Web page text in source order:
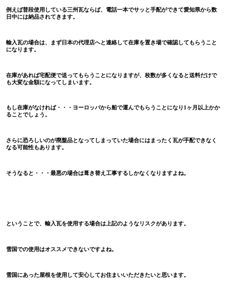
例えば普段使用している三州瓦ならば、電話一本でサッと手配ができて愛知県から数
日中には納品されてきます。
輸入瓦の場合は、まず日本の代理店へと連絡して在庫を置き場で確認してもらうこと
になります。
在庫があれば宅配便で送ってもらうことになりますが、枚数が多くなると送料だけで
も大変な金額になってしまいます。
もし在庫がなければ・・・ヨーロッパから船で運んでもらうことになり 1ヶ月以上かか
ることでしょう。
さらに恐ろしいのが廃盤品となってしまっていた場合にはまったく瓦が手配できなく
なる可能性もあります。
そうなると・・・最悪の場合は葺き替え工事するしかなくなりますよね。
ということで、輸入瓦を使用する場合は上記のようなリスクがあります。
雪国での使用はオススメできないですよね。
雪国にあった屋根を使用して安心してお住まいいただきたいと思います。